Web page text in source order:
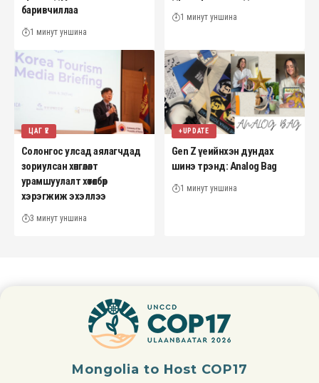
баривчиллаа
1 минут уншина
1 минут уншина
ЦАГ ҮЕ
Солонгос улсад аялагчдад
зориулсан хөнгөлөлт
урамшуулалт хөтөлбөр
хэрэгжиж эхэллээ
3 минут уншина
+UPDATE
Gen Z үеийнхэн дундах
шинэ трэнд: Analog Bag
1 минут уншина
Mongolia to Host COP17